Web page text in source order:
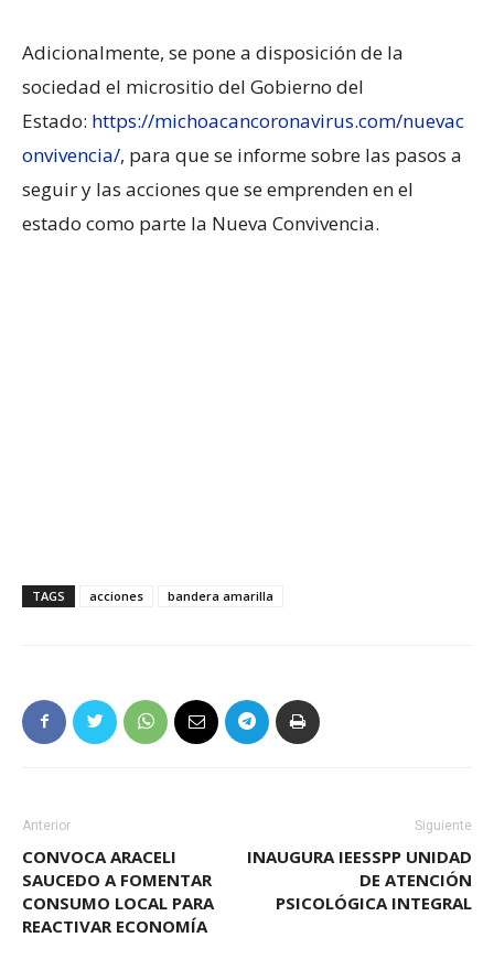
Adicionalmente, se pone a disposición de la
sociedad el micrositio del Gobierno del
Estado: https://michoacancoronavirus.com/nuevac
onvivencia/, para que se informe sobre las pasos a
seguir y las acciones que se emprenden en el
estado como parte la Nueva Convivencia.
TAGS acciones bandera amarilla
Anterior
CONVOCA ARACELI
SAUCEDO A FOMENTAR
CONSUMO LOCAL PARA
REACTIVAR ECONOMÍA
Siguiente
INAUGURA IEESSPP UNIDAD
DE ATENCIÓN
PSICOLÓGICA INTEGRAL